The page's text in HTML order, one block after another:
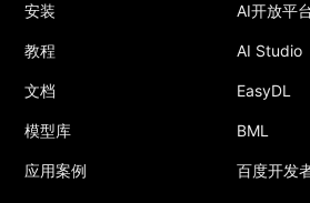
安装
教程
文档
模型库
应用案例
AI开放平
AI Studio
EasyDL
BML
百度开发